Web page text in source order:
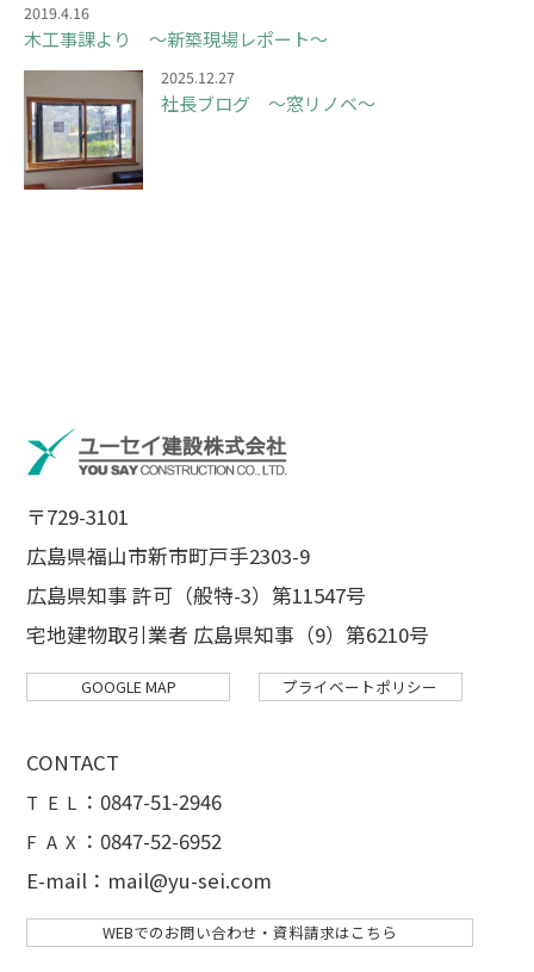
2019.4.16
木工事課より ～新築現場レポート～
2025.12.27
社長ブログ ～窓リノベ～
〒729-3101
広島県福山市新市町戸手2303-9
広島県知事 許可（般特-3）第11547号
宅地建物取引業者 広島県知事（9）第6210号
GOOGLE MAP プライベートポリシー
CONTACT
T E L ： 0847-51-2946
F A X ：0847-52-6952
E-mail：mail@yu-sei.com
WEBでのお問い合わせ・資料請求はこちら